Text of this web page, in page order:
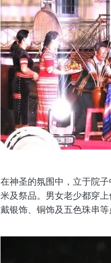
在神圣的氛围中，立于院
米及祭品。男女老少都穿
戴银饰、铜饰及五色珠串等